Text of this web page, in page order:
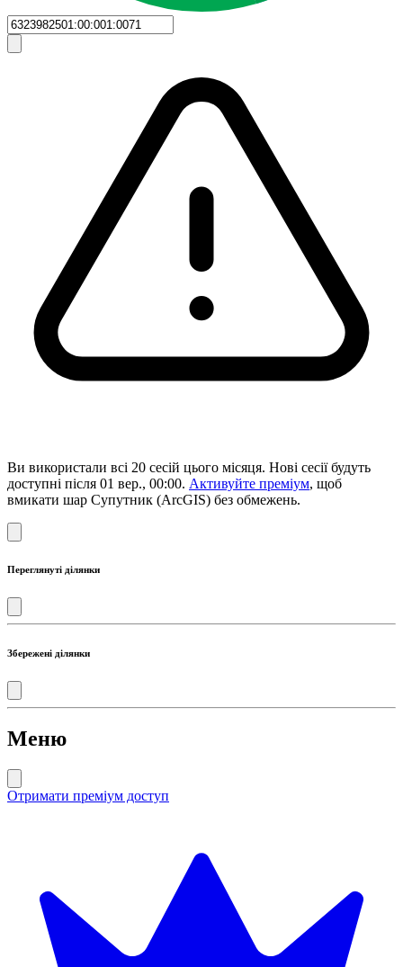
Ви використали всі 20 сесій цього місяця. Нові сесії будуть
доступні після 01 вер., 00:00. Активуйте преміум, щоб
вмикати шар Супутник (ArcGIS) без обмежень.
Переглянуті ділянки
Збережені ділянки
Меню
Отримати преміум доступ